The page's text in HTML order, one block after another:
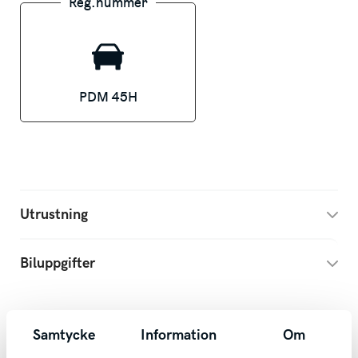
Samtycke Information Om
ålder/ miltal och finansierar bilköpet med
ett skräddarsytt upplägg för just er. Tveka
inte på att kontakta oss för rådgivning.
till transport finns vid affär. Vi har öppet
Ni når oss på lättast på växeln 0500-44 48
PDM 45H
Utrustning
Biluppgifter